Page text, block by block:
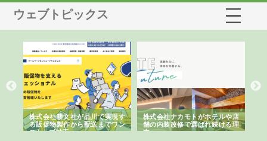
ウェブトピックス
株式会社耕文社が品川で実現す
る販促物製作から配送までワン
ストップ対応
株式会社ナカモトがホテルや店
舗の内装改修で選ばれ続ける理
由